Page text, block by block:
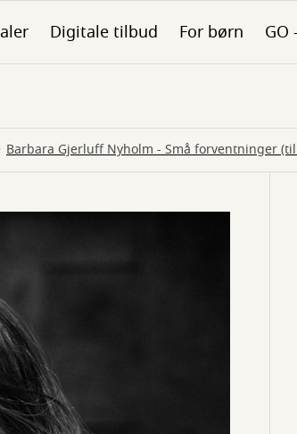
Digitale tilbud For børn GO
Barbara Gjerluff Nyholm - Små forventninger